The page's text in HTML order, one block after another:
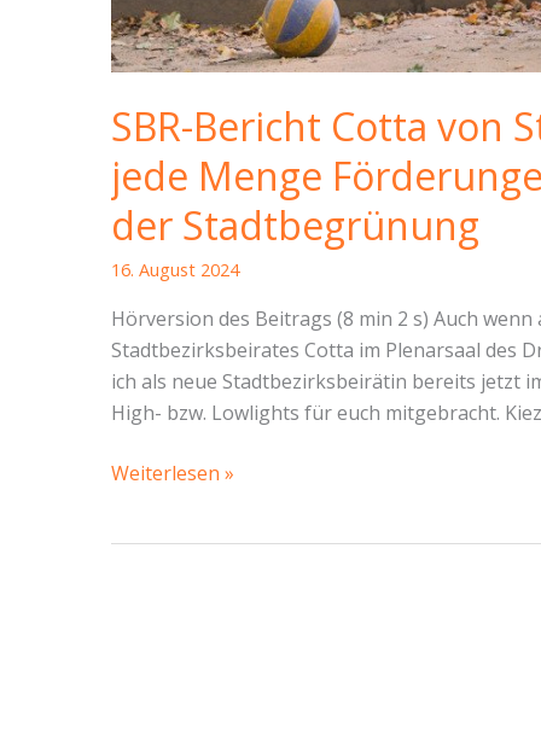
SBR-Bericht Cotta von
jede Menge
der Stadtbegrünung
16. August 2024
Hörversion des Beitrags (8 min 2 s) Auch
Stadtbezirksbeirates Cotta im Plenarsaal des
ich als neue Stadtbezirksbeirätin bereits jetzt
High- bzw. Lowlights für euch mitgebracht.
SBR-
Weiterlesen »